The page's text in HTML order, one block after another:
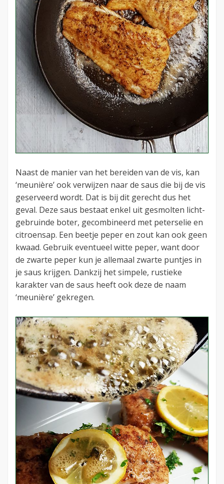
Naast de manier van het bereiden van de vis, kan
‘meunière’ ook verwijzen naar de saus die bij de vis
geserveerd wordt. Dat is bij dit gerecht dus het
geval. Deze saus bestaat enkel uit gesmolten licht-
gebruinde boter, gecombineerd met peterselie en
citroensap. Een beetje peper en zout kan ook geen
kwaad. Gebruik eventueel witte peper, want door
de zwarte peper kun je allemaal zwarte puntjes in
je saus krijgen. Dankzij het simpele, rustieke
karakter van de saus heeft ook deze de naam
‘meunière’ gekregen.